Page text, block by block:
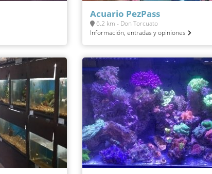
Acuario PezPass
6.2 km - Don Torcuato
Información, entradas y opiniones